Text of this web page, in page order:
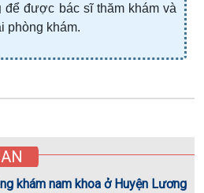
để được bác sĩ thăm khám và
phòng khám.
khám nam khoa ở Huyện Lương